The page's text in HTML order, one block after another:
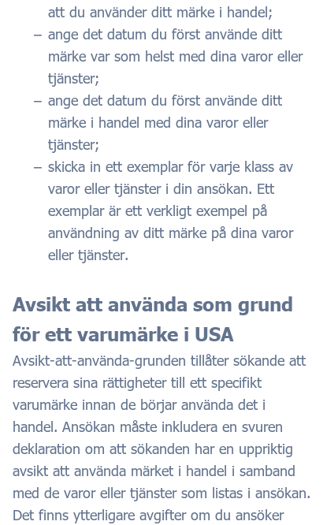
att du använder ditt märke i handel;
ange det datum du först använde ditt
märke var som helst med dina varor eller
tjänster;
ange det datum du först använde ditt
märke i handel med dina varor eller
tjänster;
skicka in ett exemplar för varje klass av
varor eller tjänster i din ansökan. Ett
exemplar är ett verkligt exempel på
användning av ditt märke på dina varor
eller tjänster.
Avsikt att använda som grund
för ett varumärke i USA
Avsikt-att-använda-grunden tillåter sökande att
reservera sina rättigheter till ett specifikt
varumärke innan de börjar använda det i
handel. Ansökan måste inkludera en svuren
deklaration om att sökanden har en uppriktig
avsikt att använda märket i handel i samband
med de varor eller tjänster som listas i ansökan.
Det finns ytterligare avgifter om du ansöker